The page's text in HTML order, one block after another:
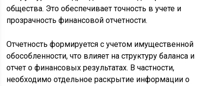
общества. Это обеспечивает точность в учете и
прозрачность финансовой отчетности.
Отчетность формируется с учетом имущественной
обособленности, что влияет на структуру баланса и
отчет о финансовых результатах. В частности,
необходимо отдельное раскрытие информации о